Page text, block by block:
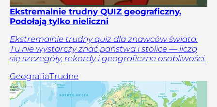
Ekstremalnie trudny QUIZ geograficzny.
Podołają tylko nieliczni
Ekstremalnie trudny quiz dla znawców świata.
Tu nie wystarczy znać państwa i stolice — liczą
się szczegóły, rekordy i geograficzne osobliwości.
GeografiaTrudne